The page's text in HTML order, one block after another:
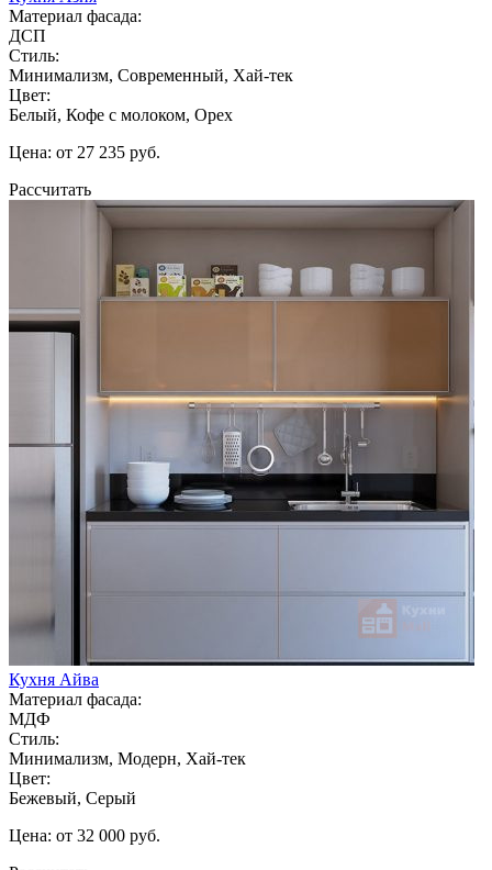
Материал фасада:
ДСП
Стиль:
Минимализм, Современный, Хай-тек
Цвет:
Белый, Кофе с молоком, Орех
Цена: от 27 235 руб.
Рассчитать
Кухня Айва
Материал фасада:
МДФ
Стиль:
Минимализм, Модерн, Хай-тек
Цвет:
Бежевый, Серый
Цена: от 32 000 руб.